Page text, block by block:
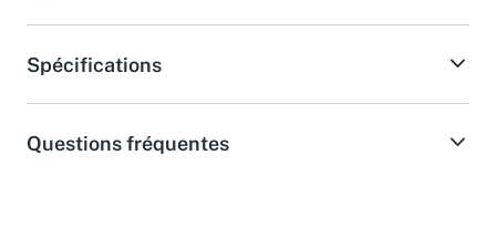
Spécifications
Questions fréquentes